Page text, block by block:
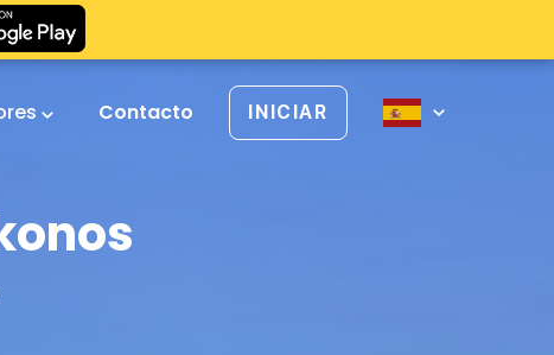
Contacto INICIAR